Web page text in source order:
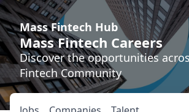
Mass Fintech Hub
Mass Fintech Careers
Discover the opportunities
Fintech Community